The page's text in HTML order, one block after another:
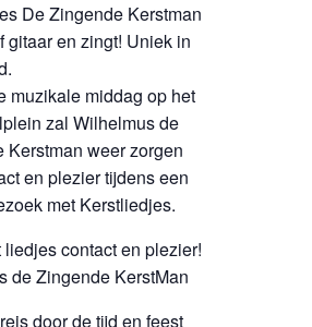
De Zingende Kerstman
gitaar en zingt! Uniek in
muzikale middag op het
zal Wilhelmus de
Kerstman weer zorgen
en plezier tijdens een
met Kerstliedjes.
liedjes contact en plezier!
de Zingende KerstMan
door de tijd en feest